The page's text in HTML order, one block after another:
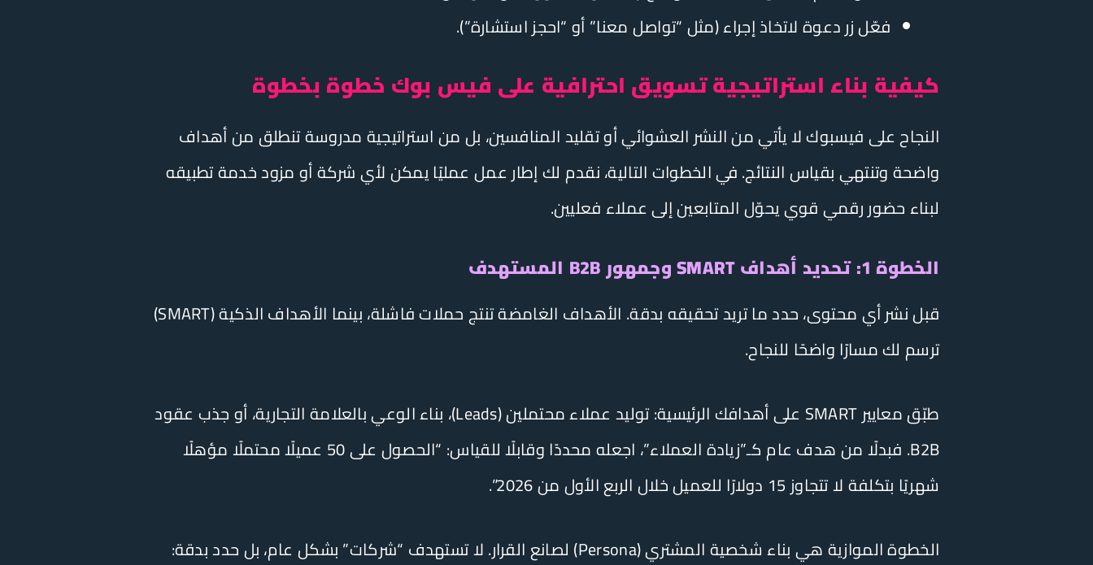
فعّل زر دعوة لاتخاذ إجراء (مثل “تواصل معنا” أو “احجز استشارة”).
كيفية بناء استراتيجية تسويق احترافية على فيس بوك خطوة بخطوة
النجاح على فيسبوك لا يأتي من النشر العشوائي أو تقليد المنافسين، بل من استراتيجية مدروسة تنطلق من أهداف
واضحة وتنتهي بقياس النتائج. في الخطوات التالية، نقدم لك إطار عمل عمليًا يمكن لأي شركة أو مزود خدمة تطبيقه
لبناء حضور رقمي قوي يحوّل المتابعين إلى عملاء فعليين.
الخطوة 1: تحديد أهداف SMART وجمهور B2B المستهدف
قبل نشر أي محتوى، حدد ما تريد تحقيقه بدقة. الأهداف الغامضة تنتج حملات فاشلة، بينما الأهداف الذكية (SMART)
ترسم لك مسارًا واضحًا للنجاح.
طبّق معايير SMART على أهدافك الرئيسية: توليد عملاء محتملين (Leads)، بناء الوعي بالعلامة التجارية، أو جذب عقود
B2B. فبدلًا من هدف عام كـ”زيادة العملاء”، اجعله محددًا وقابلًا للقياس: “الحصول على 50 عميلًا محتملًا مؤهلًا
شهريًا بتكلفة لا تتجاوز 15 دولارًا للعميل خلال الربع الأول من 2026”.
الخطوة الموازية هي بناء شخصية المشتري (Persona) لصانع القرار. لا تستهدف “شركات” بشكل عام، بل حدد بدقة: